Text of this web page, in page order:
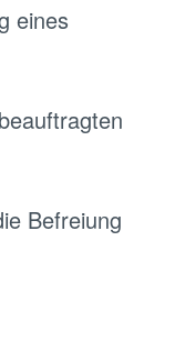
eines
Befreiung